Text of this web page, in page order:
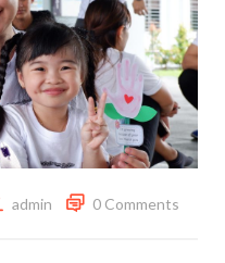
admin 0 Comments